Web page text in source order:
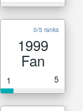
0/5 ranks
1999
Fan
1 5